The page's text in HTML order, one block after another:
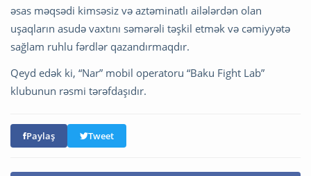
əsas məqsədi kimsəsiz və aztəminatlı ailələrdən olan
uşaqların asudə vaxtını səmərəli təşkil etmək və cəmiyyətə
sağlam ruhlu fərdlər qazandırmaqdır.
Qeyd edək ki, “Nar” mobil operatoru “Baku Fight Lab”
klubunun rəsmi tərəfdaşıdır.
Paylaş Tweet